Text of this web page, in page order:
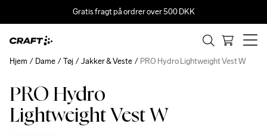
Gratis fragt på ordrer over 500 DKK
PRO Hydro
Lightweight Vest W
Hjem Dame Tøj Jakker & Veste PRO Hydro Lightweight Vest W
Outlet